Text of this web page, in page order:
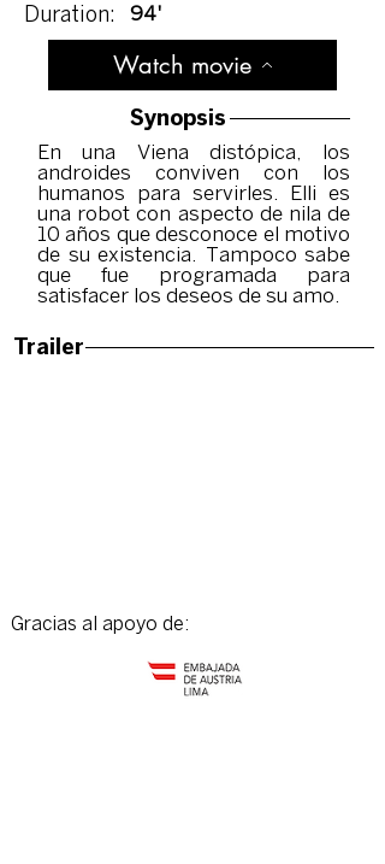
Duration: 94'
Watch movie
Synopsis
En una Viena distópica, los
androides conviven con los
humanos para servirles. Elli es
una robot con aspecto de nila de
10 años que desconoce el motivo
de su existencia. Tampoco sabe
que fue programada para
satisfacer los deseos de su amo.
Trailer
Gracias al apoyo de: